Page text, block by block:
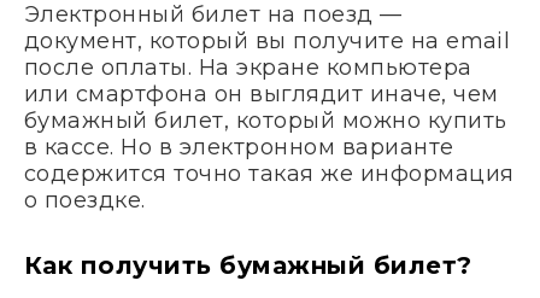
Электронный билет на поезд —
документ, который вы получите на email
после оплаты. На экране компьютера
или смартфона он выглядит иначе, чем
бумажный билет, который можно купить
в кассе. Но в электронном варианте
содержится точно такая же информация
о поездке.
Как получить бумажный билет?